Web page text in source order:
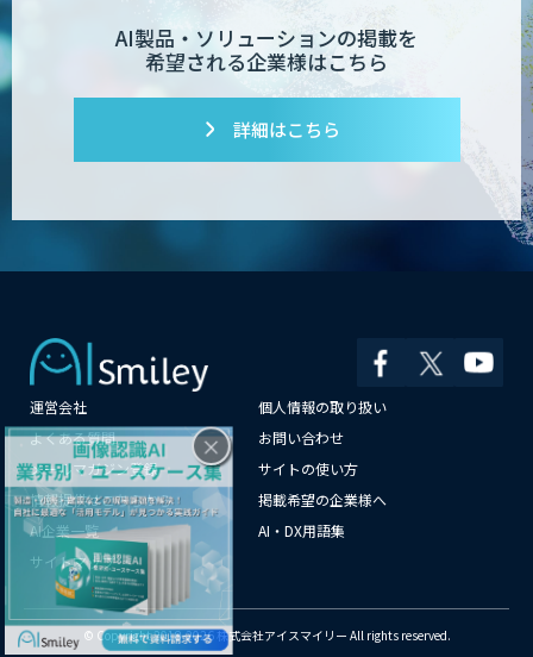
AI製品・ソリューションの掲載を
希望される企業様はこちら
詳細はこちら
運営会社
個人情報の取り扱い
よくある質問
お問い合わせ
メールマガジン登録
サイトの使い方
情報提供はこちらから
掲載希望の企業様へ
AI企業一覧
AI・DX用語集
サイトマップ
© Copyright 2018-2026 株式会社アイスマイリー All rights reserved.
×